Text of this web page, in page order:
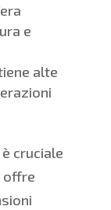
e
alte
è cruciale
offre